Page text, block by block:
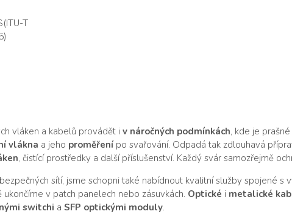
T
vláken a kabelů provádět iv náročných podmínkách, kde je
vlákna a jeho proměření po svařování. Odpadá tak zdlouhavá
, čistící prostředky a další příslušenství. Každý svár samozřejmě
sítí, jsme schopni také nabídnout kvalitní služby spojené s
v patch panelech nebo zásuvkách. Optické i metalické
switchi a SFP optickými moduly.